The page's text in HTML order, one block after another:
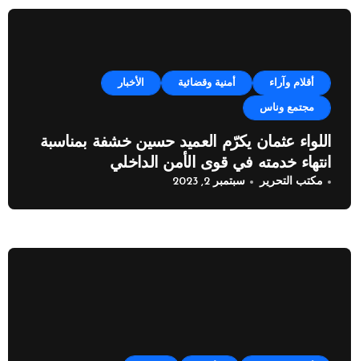
أقلام وآراء أمنية وقضائية الأخبار
مجتمع وناس
اللواء عثمان يكرّم العميد حسين خشفة بمناسبة
انتهاء خدمته في قوى الأمن الداخلي
مكتب التحرير سبتمبر 2, 2023